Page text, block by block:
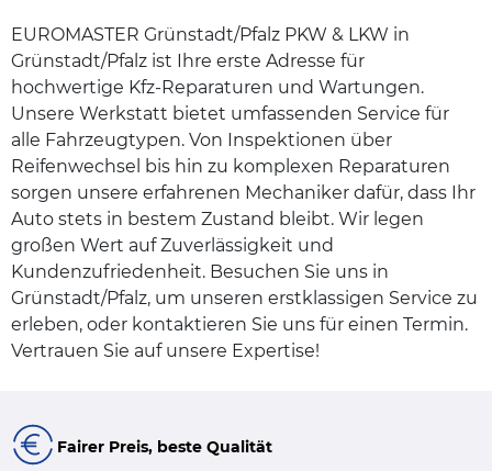
EUROMASTER Grünstadt/Pfalz PKW & LKW in
Grünstadt/Pfalz ist Ihre erste Adresse für
hochwertige Kfz-Reparaturen und Wartungen.
Unsere Werkstatt bietet umfassenden Service für
alle Fahrzeugtypen. Von Inspektionen über
Reifenwechsel bis hin zu komplexen Reparaturen
sorgen unsere erfahrenen Mechaniker dafür, dass Ihr
Auto stets in bestem Zustand bleibt. Wir legen
großen Wert auf Zuverlässigkeit und
Kundenzufriedenheit. Besuchen Sie uns in
Grünstadt/Pfalz, um unseren erstklassigen Service zu
erleben, oder kontaktieren Sie uns für einen Termin.
Vertrauen Sie auf unsere Expertise!
Fairer Preis, beste Qualität